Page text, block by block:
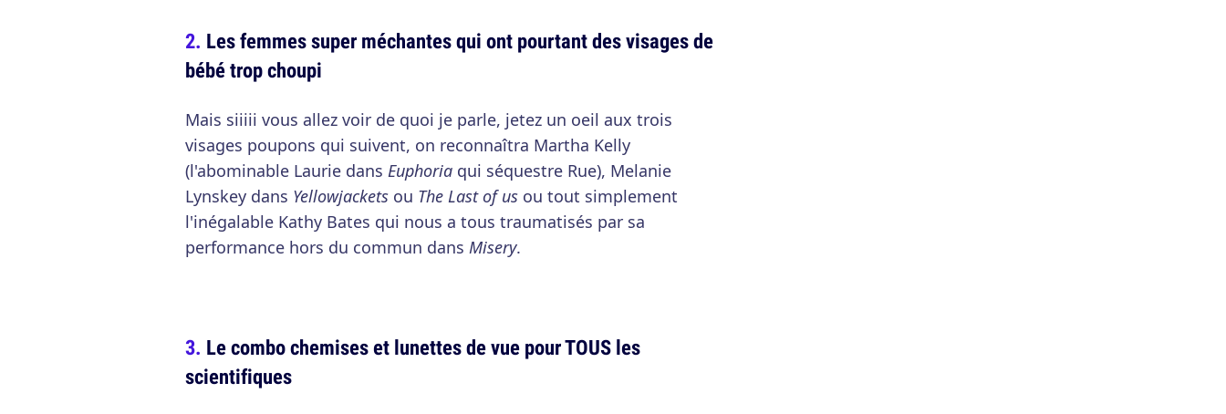
Les femmes super méchantes qui ont pourtant des visages de
bébé trop choupi
Mais siiiii vous allez voir de quoi je parle, jetez un oeil aux trois
visages poupons qui suivent, on reconnaîtra Martha Kelly
(l'abominable Laurie dans Euphoria qui séquestre Rue), Melanie
Lynskey dans Yellowjackets ou The Last of us ou tout simplement
l'inégalable Kathy Bates qui nous a tous traumatisés par sa
performance hors du commun dans Misery.
Le combo chemises et lunettes de vue pour TOUS les
scientifiques